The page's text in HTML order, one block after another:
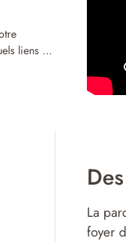
liens …
La
foyer